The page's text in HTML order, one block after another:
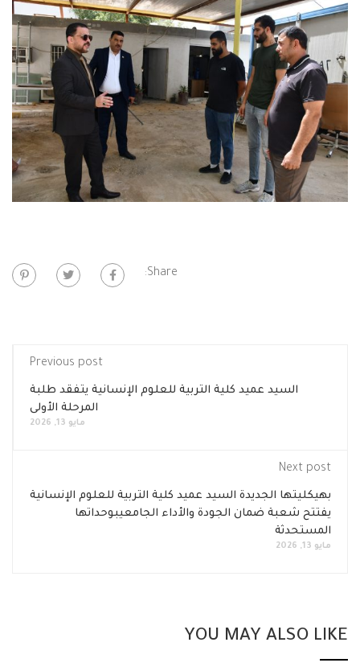
Share:
Previous post
السيد عميد كلية التربية للعلوم الإنسانية يتفقد طلبة
المرحلة الأولى
Next post
بهيكليتها الجديدة السيد عميد كلية التربية للعلوم الإنسانية
يفتتح شعبة ضمان الجودة والأداء الجامعيبوحداتها
المستحدثة
YOU MAY ALSO